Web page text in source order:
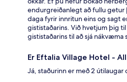
endurgreiðanlegt að fullu getur
daga fyrir innritun eins og sagt
gististaðarins. Við hvetjum þig
gististaðarins til að sjá nákvæma
Er Eftalia Village Hotel -
Já, staðurinn er með 2 útilaugar